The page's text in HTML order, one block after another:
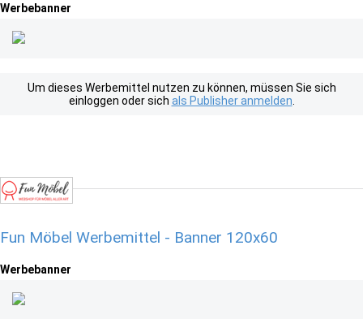
Werbebanner
Um dieses Werbemittel nutzen zu können, müssen Sie sich
einloggen oder sich als Publisher anmelden
Fun Möbel Werbemittel - Banner 120x60
Werbebanner